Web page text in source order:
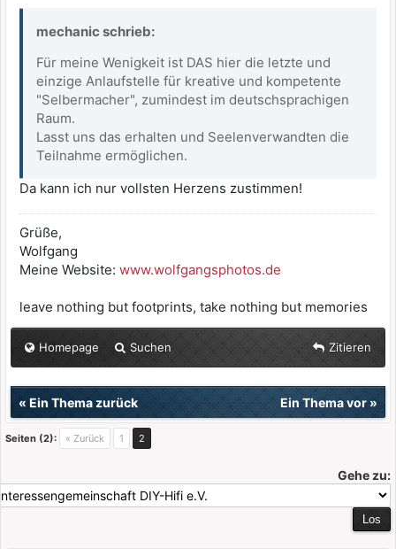
mechanic schrieb:
Für meine Wenigkeit ist DAS hier die letzte und
einzige Anlaufstelle für kreative und kompetente
"Selbermacher", zumindest im deutschsprachigen
Raum.
Lasst uns das erhalten und Seelenverwandten die
Teilnahme ermöglichen.
Da kann ich nur vollsten Herzens zustimmen!
Grüße,
Wolfgang
Meine Website: www.wolfgangsphotos.de
leave nothing but footprints, take nothing but memories
Homepage Suchen Zitieren
« Ein Thema zurück Ein Thema vor»
Seiten (2): « Zurück 1 2
Gehe zu: